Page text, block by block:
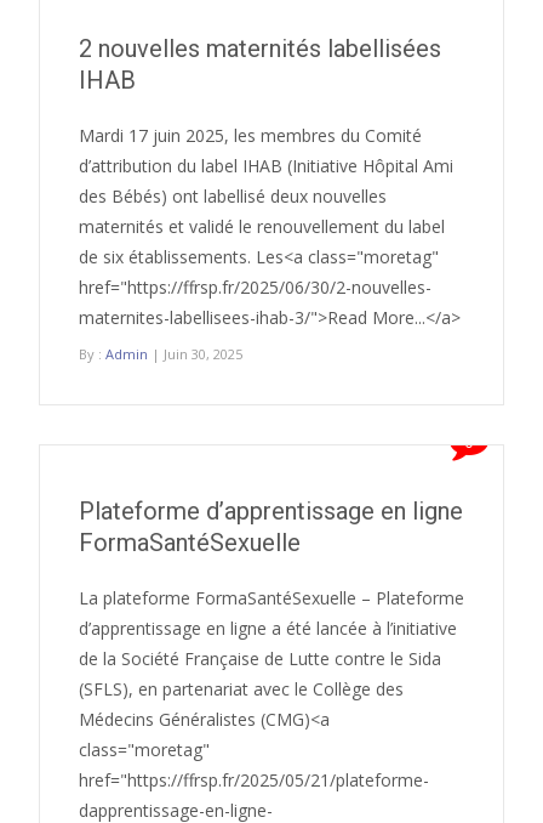
2 nouvelles maternités labellisées
IHAB
Mardi 17 juin 2025, les membres du Comité
d’attribution du label IHAB (Initiative Hôpital Ami
des Bébés) ont labellisé deux nouvelles
maternités et validé le renouvellement du label
de six établissements. Les<a class="moretag"
href="https://ffrsp.fr/2025/06/30/2-nouvelles-
maternites-labellisees-ihab-3/">Read More...</a>
By : Admin | Juin 30, 2025
0
Plateforme d’apprentissage en ligne
FormaSantéSexuelle
La plateforme FormaSantéSexuelle – Plateforme
d’apprentissage en ligne a été lancée à l’initiative
de la Société Française de Lutte contre le Sida
(SFLS), en partenariat avec le Collège des
Médecins Généralistes (CMG)<a
class="moretag"
href="https://ffrsp.fr/2025/05/21/plateforme-
dapprentissage-en-ligne-